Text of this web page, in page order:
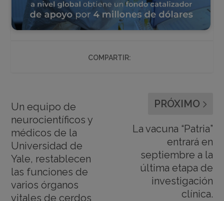
COMPARTIR:
Un equipo de
neurocientíficos y
médicos de la
Universidad de
Yale, restablecen
las funciones de
varios órganos
vitales de cerdos
PRÓXIMO
La vacuna “Patria”
entrará en
septiembre a la
última etapa de
investigación
clínica.